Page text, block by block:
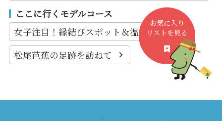
ここに行くモデルコース
女子注目！縁結びスポット＆温泉めぐり
松尾芭蕉の足跡を訪ねて
お気に入り
リストを見る